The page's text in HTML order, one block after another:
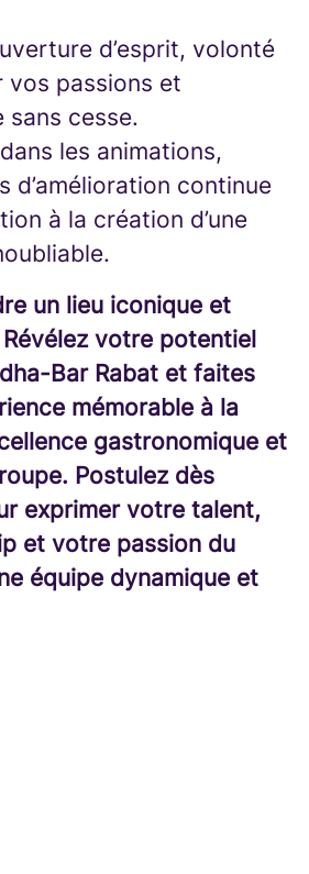
d’esprit, volonté
vos passions et
sans cesse.
les animations,
d’amélioration continue
à la création d’une
un lieu iconique et
votre potentiel
Bar Rabat et faites
mémorable à la
gastronomique et
Postulez dès
exprimer votre talent,
et votre passion du
équipe dynamique et